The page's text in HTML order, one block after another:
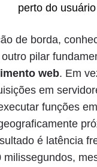
perto do usuário
de borda,
pilar
web. Em
em
funções
é latência
milissegundos,